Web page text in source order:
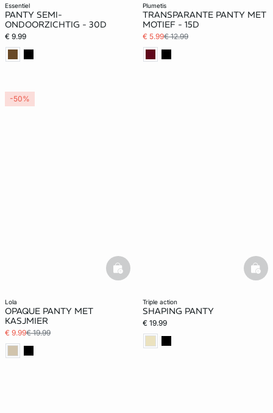
essentiel
PANTY SEMI-
ONDOORZICHTIG - 30D
€ 9.99
plumetis
TRANSPARANTE PANTY MET
MOTIEF - 15D
€ 5.99€ 12.99
lola
OPAQUE PANTY MET
KASJMIER
€ 9.99€ 19.99
basketfull
-50%
triple action
SHAPING PANTY
€ 19.99